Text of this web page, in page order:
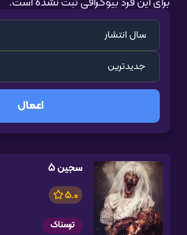
اعمال
سجین 5
5.0
ترسناک